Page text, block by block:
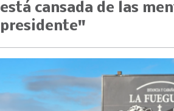
está cansada de las
presidente"